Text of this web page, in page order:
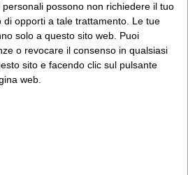
possono non richiedere il tuo
di opporti a tale trattamento. Le tue
solo a questo sito web. Puoi
o revocare il consenso in qualsiasi
sito e facendo clic sul pulsante
web.